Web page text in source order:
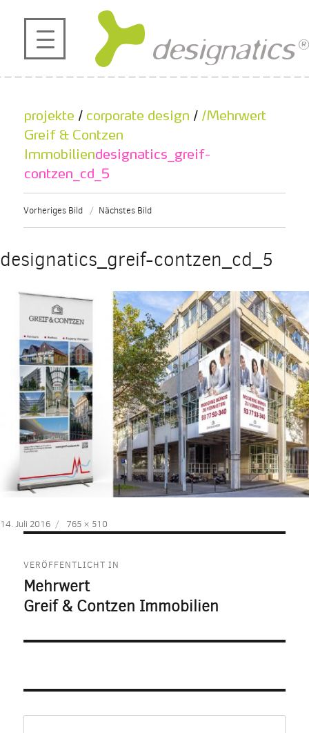
profil
projekte
kontakt
referenzen
de | en
projekte / corporate design / /Mehrwert
Greif & Contzen
Immobiliendesignatics_greif-
contzen_cd_5
Vorheriges Bild Nächstes Bild
designatics_greif-contzen_cd_5
Veröffentlicht
14. Juli 2016
Volle
Größe
765 × 510
VERÖFFENTLICHT IN
Mehrwert
Greif & Contzen Immobilien